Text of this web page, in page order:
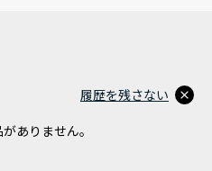
ありません。
履歴を残さない